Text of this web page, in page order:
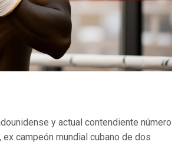
y actual contendiente número
, ex campeón mundial cubano de dos